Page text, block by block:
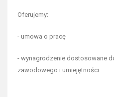
Oferujemy:
- umowa o pracę
- wynagrodzenie dostosowane
zawodowego i umiejętności